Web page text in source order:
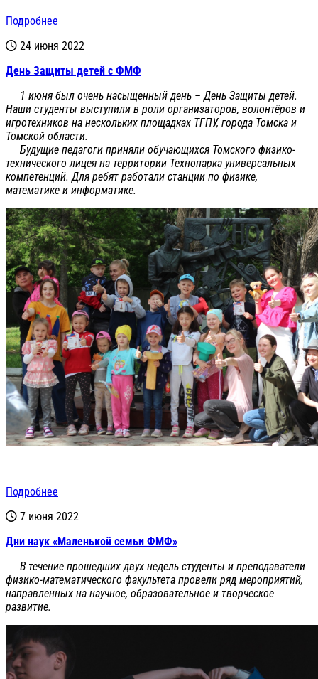
Подробнее
24 июня 2022
День Защиты детей с ФМФ
1 июня был очень насыщенный день – День Защиты детей.
Наши студенты выступили в роли организаторов, волонтёров и
игротехников на нескольких площадках ТГПУ, города Томска и
Томской области.
Будущие педагоги приняли обучающихся Томского физико-
технического лицея на территории Технопарка универсальных
компетенций. Для ребят работали станции по физике,
математике и информатике.
Подробнее
7 июня 2022
Дни наук «Маленькой семьи ФМФ»
В течение прошедших двух недель студенты и преподаватели
физико-математического факультета провели ряд мероприятий,
направленных на научное, образовательное и творческое
развитие.